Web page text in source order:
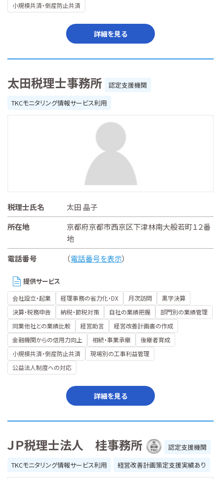
小規模共済・倒産防止共済
詳細を見る
太田税理士事務所
認定支援機関
TKCモニタリング情報サービス利用
税理士氏名
太田 晶子
所在地
京都府京都市西京区下津林南大般若町１２番
地
電話番号
（電話番号を表示）
提供サービス
会社設立・起業 経理事務の省力化・DX 月次訪問
黒字決算
決算・税務申告
納税・節税対策 自社の業績把握
部門別の業績管理
同業他社との業績比較
経営助言
経営改善計画書の作成
金融機関からの信用力向上
相続・事業承継
後継者育成
小規模共済・倒産防止共済
現場別の工事利益管理
公益法人制度への対応
詳細を見る
ＪＰ税理士法人 桂事務所
認定支援機関
TKCモニタリング情報サービス利用
経営改善計画策定支援実績あり